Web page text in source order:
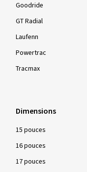
Goodride
GT Radial
Laufenn
Powertrac
Tracmax
Dimensions
15 pouces
16 pouces
17 pouces